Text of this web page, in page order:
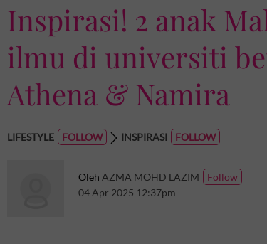
Inspirasi! 2 anak
ilmu di universiti
Athena & Namira
LIFESTYLE INSPIRASI
Oleh AZMA MOHD LAZIM
04 Apr 2025 12:37pm